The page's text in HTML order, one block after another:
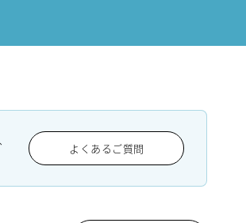
よくあるご質問